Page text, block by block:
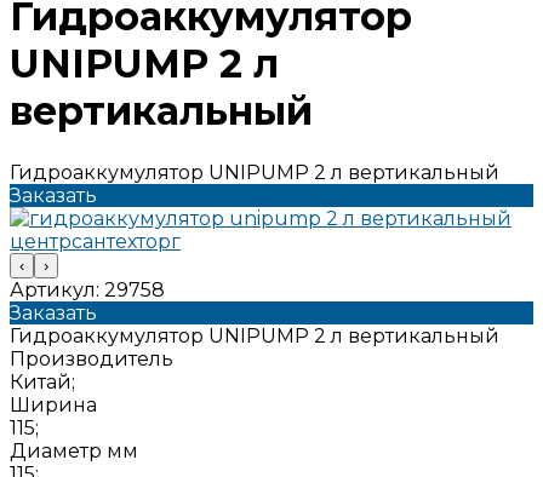
Гидроаккумулятор
UNIPUMP 2 л
вертикальный
Гидроаккумулятор UNIPUMP 2 л вертикальный
Заказать
‹ ›
Артикул: 29758
Заказать
Гидроаккумулятор UNIPUMP 2 л вертикальный
Производитель
Китай;
Ширина
115;
Диаметр мм